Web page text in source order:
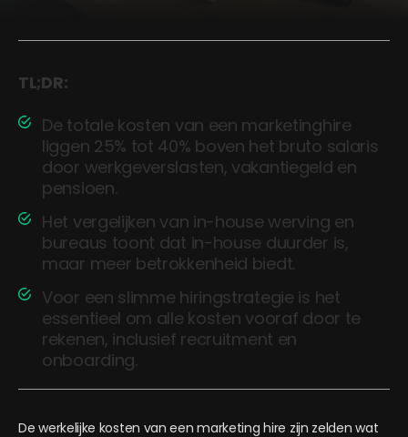
TL;DR:
De totale kosten van een marketinghire
liggen 25% tot 40% boven het bruto salaris
door werkgeverslasten, vakantiegeld en
pensioen.
Het vergelijken van in-house werving en
bureaus toont dat in-house duurder is,
maar meer betrokkenheid biedt.
Voor een slimme hiringstrategie is het
essentieel om alle kosten vooraf door te
rekenen, inclusief recruitment en
onboarding.
De werkelijke kosten van een marketing hire zijn zelden wat